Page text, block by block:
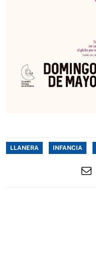
LLANERA INFANCIA